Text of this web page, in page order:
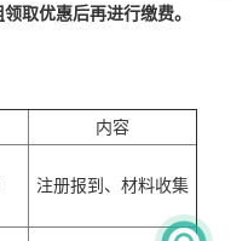
取优惠后再进行缴费。
内容
注册报到、材料收集